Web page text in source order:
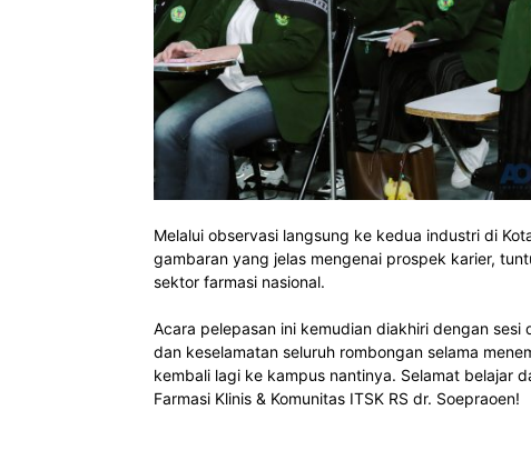
Melalui observasi langsung ke kedua industri di
gambaran yang jelas mengenai prospek karier,
sektor farmasi nasional.
Acara pelepasan ini kemudian diakhiri dengan
dan keselamatan seluruh rombongan selama
kembali lagi ke kampus nantinya. Selamat belajar
Farmasi Klinis & Komunitas ITSK RS dr. Soepraoen!